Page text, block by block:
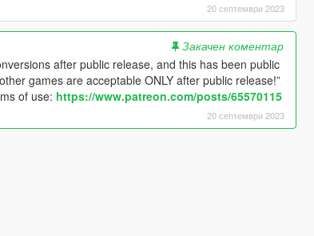
20 септември 2023
Закачен коментар
after public release, and this has been public
games are acceptable ONLY after public release!”
of use: https://www.patreon.com/posts/65570115
20 септември 2023